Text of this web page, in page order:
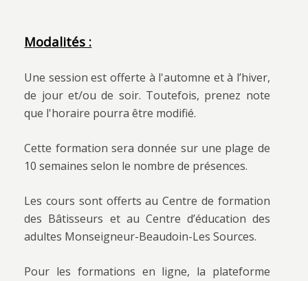
Modalités :
Une session est offerte à l'automne et à l’hiver,
de jour et/ou de soir. Toutefois, prenez note
que l'horaire pourra être modifié.
Cette formation sera donnée sur une plage de
10 semaines selon le nombre de présences.
Les cours sont offerts au Centre de formation
des Bâtisseurs et au Centre d’éducation des
adultes Monseigneur-Beaudoin-Les Sources.
Pour les formations en ligne, la plateforme